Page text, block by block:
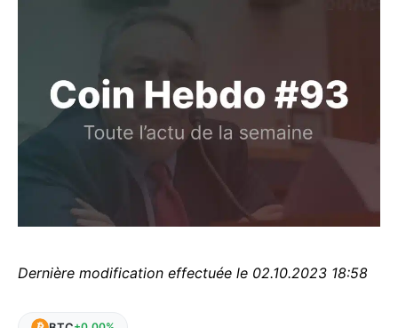
Dernière modification effectuée le 02.10.2023 18:58